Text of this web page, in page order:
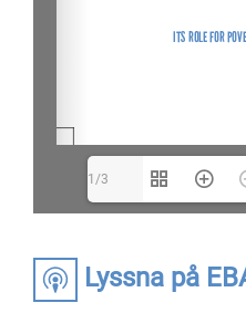
Lyssna på
1/3